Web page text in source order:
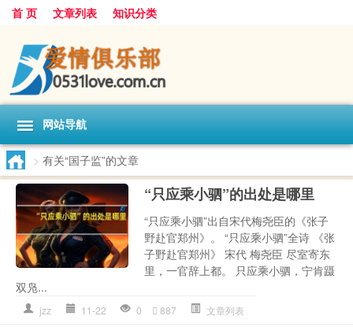
首 页 文章列表 知识分类
网站导航
> 有关“国子监”的文章
“只应乘小驷”的出处是哪里
“只应乘小驷”出自宋代梅尧臣的《张子
野赴官郑州》。 “只应乘小驷”全诗 《张
子野赴官郑州》 宋代 梅尧臣 尽室寄东
里，一官辞上都。 只应乘小驷，宁肯蹑
双凫...
jzz 11-22 0 887 文章列表